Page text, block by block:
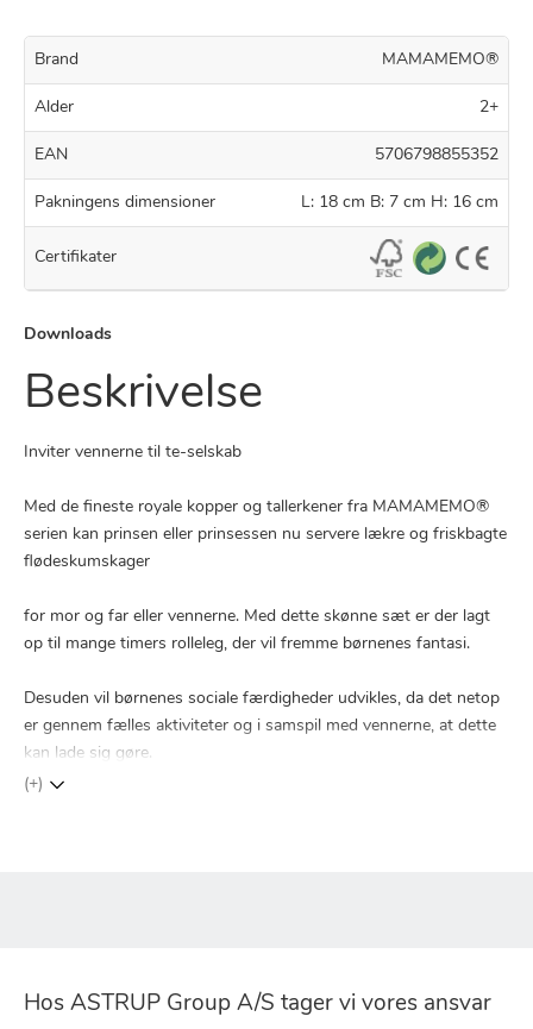
Brand MAMAMEMO®
Alder 2+
EAN 5706798855352
Pakningens dimensioner L: 18 cm B: 7 cm H: 16 cm
Certifikater
Downloads
Beskrivelse
Inviter vennerne til te-selskab
Med de fineste royale kopper og tallerkener fra MAMAMEMO®
serien kan prinsen eller prinsessen nu servere lækre og friskbagte
flødeskumskager
for mor og far eller vennerne. Med dette skønne sæt er der lagt
op til mange timers rolleleg, der vil fremme børnenes fantasi.
Desuden vil børnenes sociale færdigheder udvikles, da det netop
er gennem fælles aktiviteter og i samspil med vennerne, at dette
kan lade sig gøre.
(+)
Hos ASTRUP Group A/S tager vi vores ansvar